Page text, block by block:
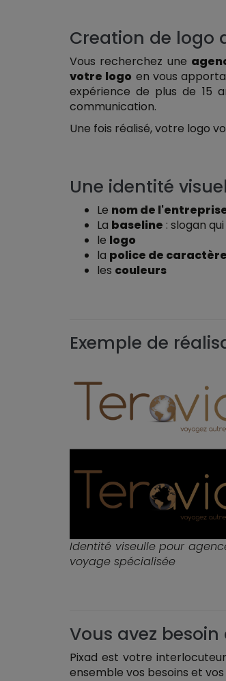
Creation de logo
Vous recherchez une
votre logo en vous
expérience de plus de 15
communication.
Une fois réalisé, votre logo
Une identité
Le nom de
La baseline : slogan
le logo
la police de caractère
les couleurs
Exemple de
Identité viseulle pour
voyage spécialisée
Vous avez
Pixad est votre
ensemble vos besoins et